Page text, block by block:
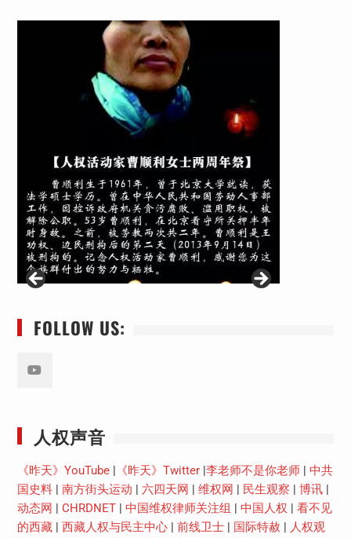
FOLLOW US:
人权声音
《昨天》YouTube| 《昨天》Twitter| 李老师不是你老师| 中共
国史料| 南方街头运动 六四天网 维权网 民生观察 博讯|
动态网
CHRDNET| 中国维权律师关注组 中国人权
看不见
的西藏| 西藏人权与民主中心| 前线卫士| 国际特赦
人权观